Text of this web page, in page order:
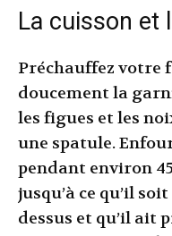
La cuisson et
Préchauffez votre
doucement la
les figues et les
une spatule.
pendant environ
jusqu’à ce qu’il
dessus et qu’il ait